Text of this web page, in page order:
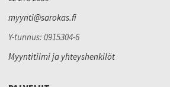
myynti@sarokas.fi
Y-tunnus: 0915304-6
Myyntitiimi ja yhteyshenkilöt